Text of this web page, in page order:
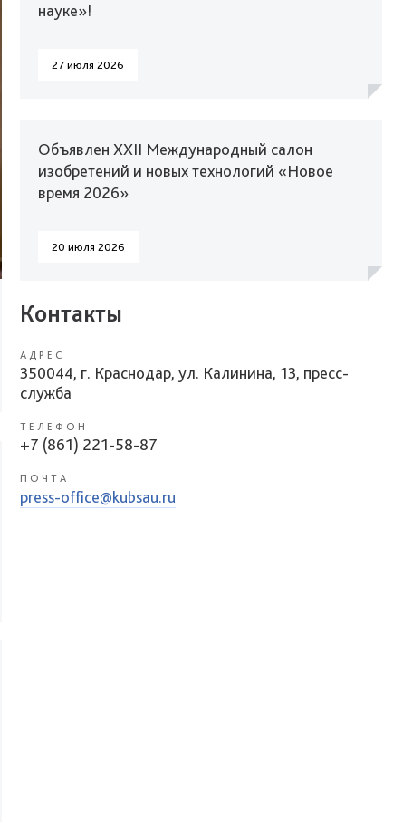
науке»!
27 июля 2026
Объявлен XXII Международный салон
изобретений и новых технологий «Новое
время 2026»
20 июля 2026
Контакты
АДРЕС
350044, г. Краснодар, ул. Калинина, 13, пресс-
служба
ТЕЛЕФОН
+7 (861) 221-58-87
ПОЧТА
press-office@kubsau.ru